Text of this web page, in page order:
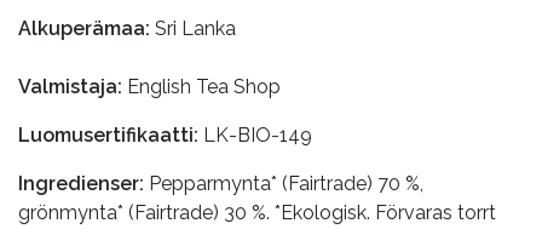
Alkuperämaa: Sri Lanka
Valmistaja: English Tea Shop
Luomusertifikaatti: LK-BIO-149
Ingredienser: Pepparmynta* (Fairtrade) 70 %,
grönmynta* (Fairtrade) 30 %. *Ekologisk. Förvaras torrt